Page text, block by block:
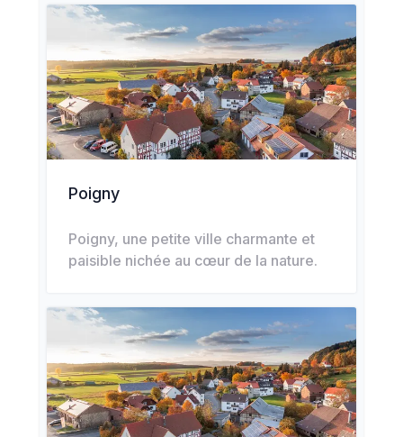
Poigny
Poigny, une petite ville charmante et
paisible nichée au cœur de la nature.